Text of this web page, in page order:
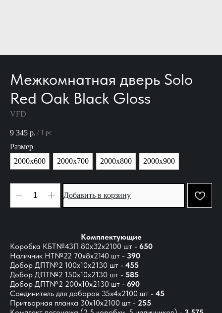
Межкомнатная дверь Solo
Red Oak Black Gloss
VFD
9 345 р. / 1 pc
Размер
2000х600
2000х700 2000х800 2000х900
Добавить в корзину
Комплектующие
Коробка КБТ№43П 80х32х2100 шт - 650
Наличник НТ№22 70х8х2140 шт - 390
Добор ДПТ№2 100х10х2130 шт - 455
Добор ДПТ№2 150х10х2130 шт - 585
Добор ДПТ№2 200х10х2130 шт - 690
Соединитель для доборов 35х4х2100 шт - 45
Притворная планка 30х10х2100 шт - 255